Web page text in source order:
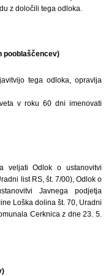
z določili tega odloka.
pooblaščencev)
tega odloka, opravlja
v roku 60 dni imenovati
veljati Odlok o ustanovitvi
list RS, št. 7/00), Odlok o
Javnega podjetja
Loška dolina št. 70, Uradni
Cerknica z dne 23. 5.